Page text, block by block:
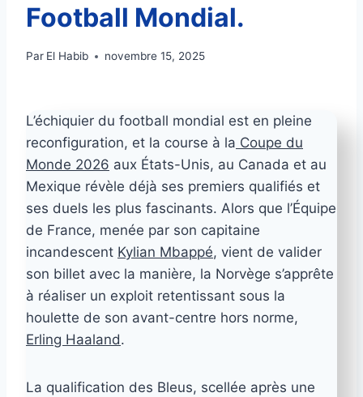
Football Mondial.
Par El Habib novembre 15, 2025
L’échiquier du football mondial est en pleine
reconfiguration, et la course à la Coupe du
Monde 2026 aux États-Unis, au Canada et au
Mexique révèle déjà ses premiers qualifiés et
ses duels les plus fascinants. Alors que l’Équipe
de France, menée par son capitaine
incandescent Kylian Mbappé, vient de valider
son billet avec la manière, la Norvège s’apprête
à réaliser un exploit retentissant sous la
houlette de son avant-centre hors norme,
Erling Haaland.
La qualification des Bleus, scellée après une